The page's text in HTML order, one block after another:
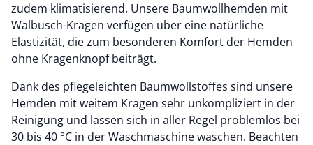
zudem klimatisierend. Unsere Baumwollhemden mit
Walbusch-Kragen verfügen über eine natürliche
Elastizität, die zum besonderen Komfort der Hemden
ohne Kragenknopf beiträgt.
Dank des pflegeleichten Baumwollstoffes sind unsere
Hemden mit weitem Kragen sehr unkompliziert in der
Reinigung und lassen sich in aller Regel problemlos bei
30 bis 40 °C in der Waschmaschine waschen. Beachten